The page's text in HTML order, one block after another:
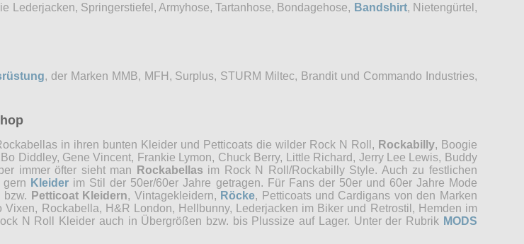
Lederjacken, Springerstiefel, Armyhose, Tartanhose, Bondagehose, Bandshirt, Nietengürtel,
, der Marken MMB, MFH, Surplus, STURM Miltec, Brandit und Commando Industries,
in ihren bunten Kleider und Petticoats die wilder Rock N Roll, Rockabilly, Boogie
Diddley, Gene Vincent, Frankie Lymon, Chuck Berry, Little Richard, Jerry Lee Lewis, Buddy
immer öfter sieht man
Rockabellas im Rock N Roll/Rockabilly Style. Auch zu festlichen
Kleider im Stil der 50er/60er Jahre getragen. Für Fans der 50er und 60er Jahre Mode
Petticoat Kleidern, Vintagekleidern, Röcke, Petticoats und Cardigans von den Marken
Rockabella, H&R London, Hellbunny, Lederjacken im Biker und Retrostil, Hemden im
N Roll Kleider auch in Übergrößen bzw. bis Plussize auf Lager. Unter der Rubrik MODS